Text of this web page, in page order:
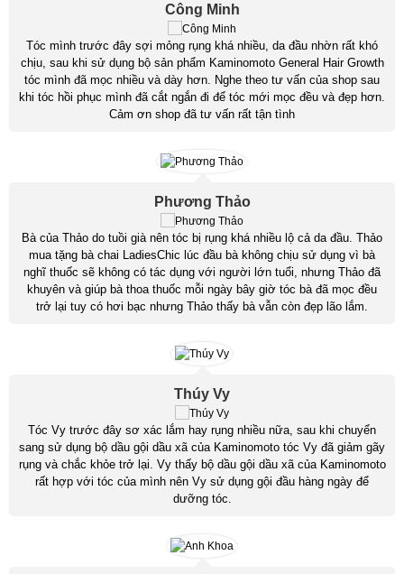
Công Minh
Tóc mình trước đây sợi mỏng rụng khá nhiều, da đầu nhờn rất khó
chịu, sau khi sử dụng bộ sản phẩm Kaminomoto General Hair Growth
tóc mình đã mọc nhiều và dày hơn. Nghe theo tư vấn của shop sau
khi tóc hồi phục mình đã cắt ngắn đi để tóc mới mọc đều và đẹp hơn.
Cảm ơn shop đã tư vấn rất tận tình
Phương Thảo
Bà của Thảo do tuồi già nên tóc bị rụng khá nhiều lộ cả da đầu. Thảo
mua tặng bà chai LadiesChic lúc đầu bà không chịu sử dụng vì bà
nghĩ thuốc sẽ không có tác dụng với người lớn tuổi, nhưng Thảo đã
khuyên và giúp bà thoa thuốc mỗi ngày bây giờ tóc bà đã mọc đều
trở lại tuy có hơi bạc nhưng Thảo thấy bà vẫn còn đẹp lão lắm.
Thúy Vy
Tóc Vy trước đây sơ xác lắm hay rụng nhiều nữa, sau khi chuyển
sang sử dụng bộ dầu gội dầu xã của Kaminomoto tóc Vy đã giảm gãy
rụng và chắc khỏe trở lại. Vy thấy bộ dầu gội dầu xã của Kaminomoto
rất hợp với tóc của mình nên Vy sử dụng gội đầu hàng ngày để
dưỡng tóc.